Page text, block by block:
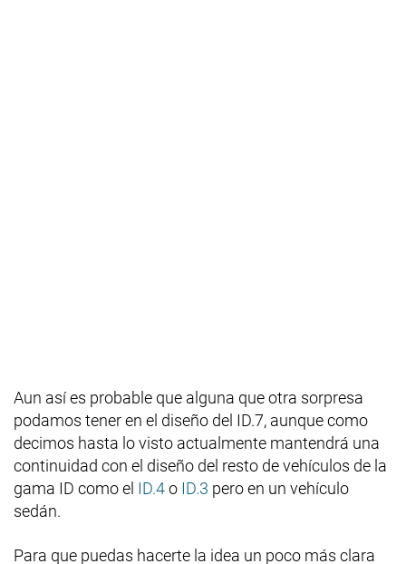
Aun así es probable que alguna que otra sorpresa
podamos tener en el diseño del ID.7, aunque como
decimos hasta lo visto actualmente mantendrá una
continuidad con el diseño del resto de vehículos de la
gama ID como el ID.4o ID.3 pero en un vehículo
sedán.
Para que puedas hacerte la idea un poco más clara